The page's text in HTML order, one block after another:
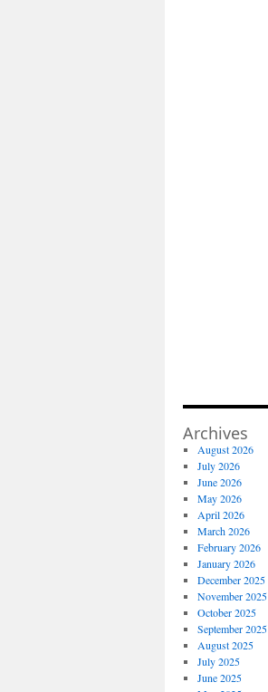
Archives
August 2026
July 2026
June 2026
May 2026
April 2026
March 2026
February 2026
January 2026
December 2025
November 2025
October 2025
September 2025
August 2025
July 2025
June 2025